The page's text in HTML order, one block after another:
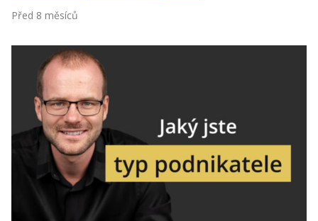
Před 8 měsíců